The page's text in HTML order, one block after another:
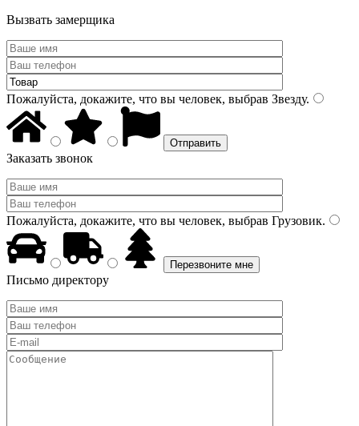
Вызвать замерщика
Пожалуйста, докажите, что вы человек, выбрав Звезду.
Заказать звонок
Пожалуйста, докажите, что вы человек, выбрав Грузовик.
Письмо директору